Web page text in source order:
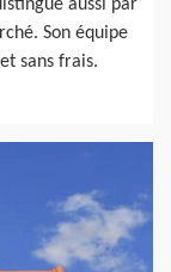
aussi par
Son équipe
sans frais.